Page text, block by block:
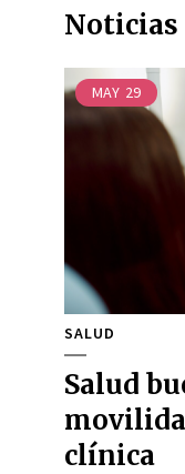
Noticias
MAY 29
SALUD
Salud
clínica